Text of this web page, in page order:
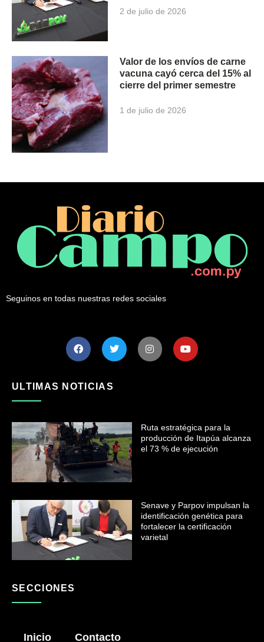
2 de julio de 2026
Valor de los envíos de carne
vacuna cayó cerca del 15% al
cierre del primer semestre
1 de julio de 2026
Seguinos en todas nuestras redes sociales
ULTIMAS NOTICIAS
Ruta estratégica para la
producción de Itapúa alcanza
el 73 % de ejecución
Senave y Parpov impulsan la
identificación genética para
fortalecer la certificación
varietal
SECCIONES
Inicio Contacto